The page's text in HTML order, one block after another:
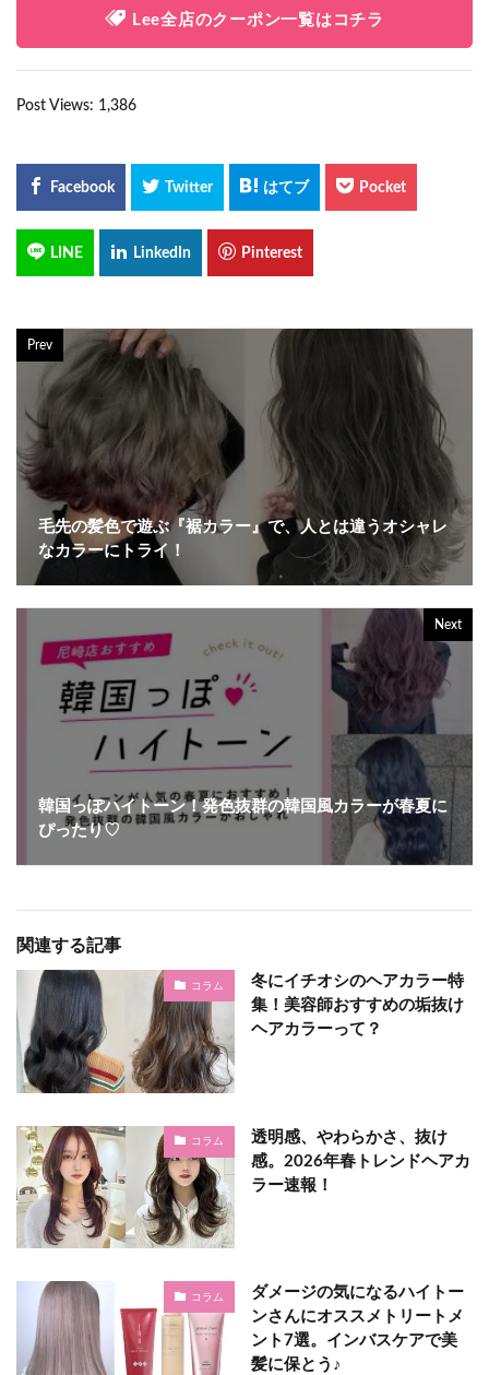
Lee全店のクーポン一覧はコチラ
Post Views: 1,386
Prev
毛先の髪色で遊ぶ『裾カラー』で、人とは違うオシャレ
なカラーにトライ！
Next
韓国っぽハイトーン！発色抜群の韓国風カラーが春夏に
ぴったり♡
関連する記事
コラム
冬にイチオシのヘアカラー特
集！美容師おすすめの垢抜け
ヘアカラーって？
コラム
透明感、やわらかさ、抜け
感。2026年春トレンドヘアカ
ラー速報！
コラム
ダメージの気になるハイトー
ンさんにオススメトリートメ
ント7選。インバスケアで美
髪に保とう♪